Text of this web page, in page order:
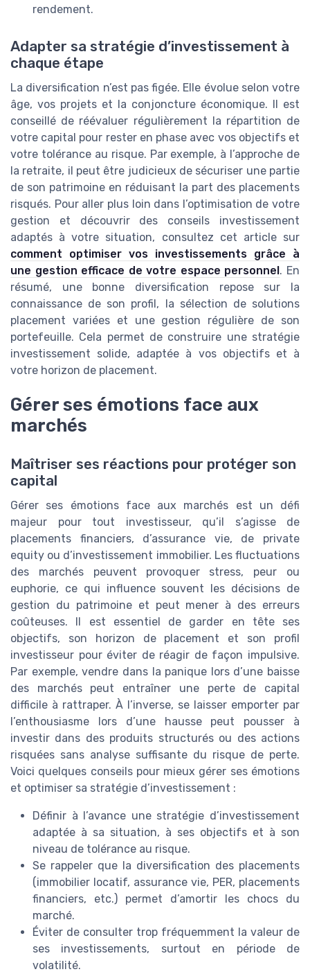
rendement.
Adapter sa stratégie d’investissement à
chaque étape
La diversification n’est pas figée. Elle évolue selon votre
âge, vos projets et la conjoncture économique. Il est
conseillé de réévaluer régulièrement la répartition de
votre capital pour rester en phase avec vos objectifs et
votre tolérance au risque. Par exemple, à l’approche de
la retraite, il peut être judicieux de sécuriser une partie
de son patrimoine en réduisant la part des placements
risqués. Pour aller plus loin dans l’optimisation de votre
gestion et découvrir des conseils investissement
adaptés à votre situation, consultez cet article sur
comment optimiser vos investissements grâce à
une gestion efficace de votre espace personnel. En
résumé, une bonne diversification repose sur la
connaissance de son profil, la sélection de solutions
placement variées et une gestion régulière de son
portefeuille. Cela permet de construire une stratégie
investissement solide, adaptée à vos objectifs et à
votre horizon de placement.
Gérer ses émotions face aux
marchés
Maîtriser ses réactions pour protéger son
capital
Gérer ses émotions face aux marchés est un défi
majeur pour tout investisseur, qu’il s’agisse de
placements financiers, d’assurance vie, de private
equity ou d’investissement immobilier. Les fluctuations
des marchés peuvent provoquer stress, peur ou
euphorie, ce qui influence souvent les décisions de
gestion du patrimoine et peut mener à des erreurs
coûteuses. Il est essentiel de garder en tête ses
objectifs, son horizon de placement et son profil
investisseur pour éviter de réagir de façon impulsive.
Par exemple, vendre dans la panique lors d’une baisse
des marchés peut entraîner une perte de capital
difficile à rattraper. À l’inverse, se laisser emporter par
l’enthousiasme lors d’une hausse peut pousser à
investir dans des produits structurés ou des actions
risquées sans analyse suffisante du risque de perte.
Voici quelques conseils pour mieux gérer ses émotions
et optimiser sa stratégie d’investissement :
Définir à l’avance une stratégie d’investissement
adaptée à sa situation, à ses objectifs et à son
niveau de tolérance au risque.
Se rappeler que la diversification des placements
(immobilier locatif, assurance vie, PER, placements
financiers, etc.) permet d’amortir les chocs du
marché.
Éviter de consulter trop fréquemment la valeur de
ses investissements, surtout en période de
volatilité.